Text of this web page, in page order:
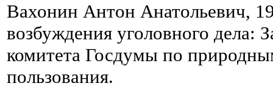
Вахонин Антон Анатольевич,
возбуждения уголовного дела:
комитета Госдумы по
пользования.